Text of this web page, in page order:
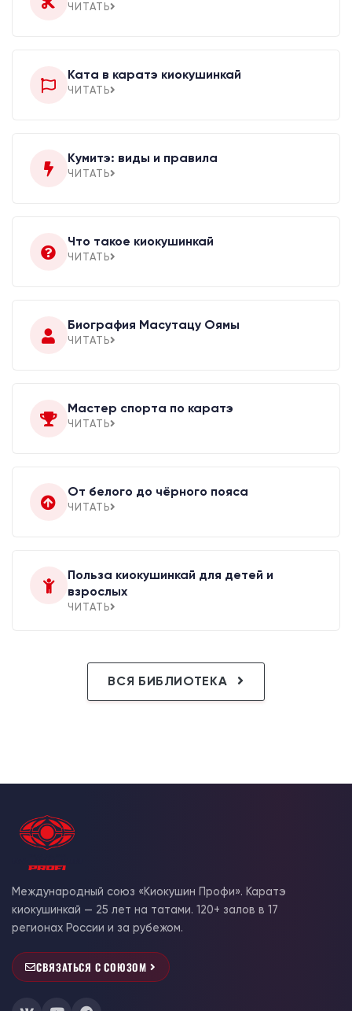
ЧИТАТЬ
Ката в каратэ киокушинкай
ЧИТАТЬ
Кумитэ: виды и правила
ЧИТАТЬ
Что такое киокушинкай
ЧИТАТЬ
Биография Масутацу Оямы
ЧИТАТЬ
Мастер спорта по каратэ
ЧИТАТЬ
От белого до чёрного пояса
ЧИТАТЬ
Польза киокушинкай для детей и
взрослых
ЧИТАТЬ
ВСЯ БИБЛИОТЕКА
Международный союз «Киокушин Профи». Каратэ
киокушинкай — 25 лет на татами. 120+ залов в 17
регионах России и за рубежом.
СВЯЗАТЬСЯ С СОЮЗОМ